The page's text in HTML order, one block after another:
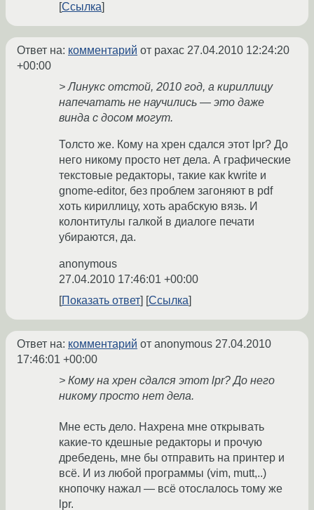
Ссылка
Ответ на: комментарий от paxac 27.04.2010 12:24:20
+00:00
> Линукс отстой, 2010 год, а кириллицу
напечатать не научились — это даже
винда с досом могут.
Толсто же. Кому на хрен сдался этот lpr? До
него никому просто нет дела. А графические
текстовые редакторы, такие как kwrite и
gnome-editor, без проблем загоняют в pdf
хоть кириллицу, хоть арабскую вязь. И
колонтитулы галкой в диалоге печати
убираются, да.
anonymous
27.04.2010 17:46:01 +00:00
Показать ответ
Ссылка
Ответ на: комментарий от anonymous 27.04.2010
17:46:01 +00:00
> Кому на хрен сдался этот lpr? До него
никому просто нет дела.
Мне есть дело. Нахрена мне открывать
какие-то кдешные редакторы и прочую
дребедень, мне бы отправить на принтер и
всё. И из любой программы (vim, mutt,..)
кнопочку нажал — всё отослалось тому же
lpr.